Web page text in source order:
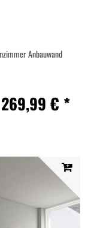
Anbauwand
269,99 € *